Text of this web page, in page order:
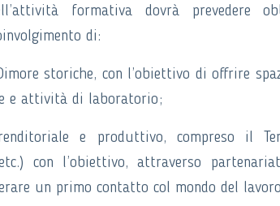
formativa dovrà prevedere
di:
storiche, con l’obiettivo di offrire
e attività di laboratorio;
e produttivo, compreso il
con l’obiettivo, attraverso
un primo contatto col mondo del lavoro